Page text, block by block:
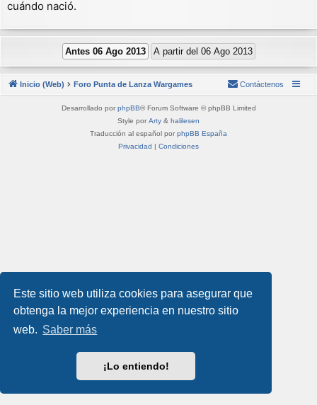
Este sitio web utiliza cookies para asegurar que
obtenga la mejor experiencia en nuestro sitio
web. Saber más
¡Lo entiendo!
cuándo nació.
Inicio (Web) Foro Punta de Lanza Wargames Contáctenos
Desarrollado por phpBB® Forum Software © phpBB Limited
Style por Arty & halilesen
Traducción al español por phpBB España
Privacidad | Condiciones